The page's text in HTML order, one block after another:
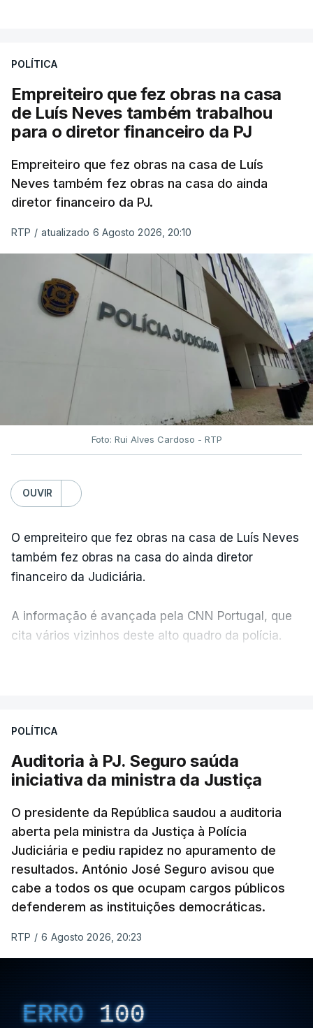
POLÍTICA
Empreiteiro que fez obras na casa
de Luís Neves também trabalhou
para o diretor financeiro da PJ
Empreiteiro que fez obras na casa de Luís
Neves também fez obras na casa do ainda
diretor financeiro da PJ.
RTP / atualizado 6 Agosto 2026, 20:10
Foto: Rui Alves Cardoso - RTP
OUVIR
O empreiteiro que fez obras na casa de Luís Neves
também fez obras na casa do ainda diretor
financeiro da Judiciária.
A informação é avançada pela CNN Portugal, que
cita vários vizinhos deste alto quadro da polícia.
apreendido numa operação de droga.
POLÍTICA
Auditoria à PJ. Seguro saúda
iniciativa da ministra da Justiça
O presidente da República saudou a auditoria
aberta pela ministra da Justiça à Polícia
Judiciária e pediu rapidez no apuramento de
resultados. António José Seguro avisou que
cabe a todos os que ocupam cargos públicos
defenderem as instituições democráticas.
RTP / 6 Agosto 2026, 20:23
ERRO 100